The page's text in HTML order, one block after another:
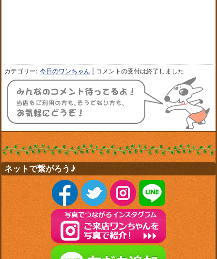
カテゴリー:今日のワンちゃん コメントの受付は終了しました
ネットで繋がろう♪